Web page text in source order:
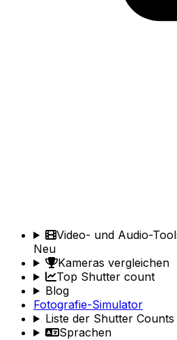
Video- und Audio-
Neu
Kameras vergleichen
Top Shutter count
Blog
Fotografie-Simulator
Liste der Shutter
Sprachen